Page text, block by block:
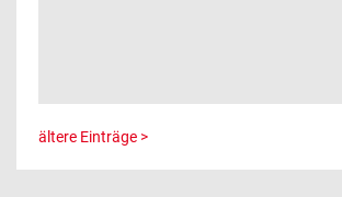
ältere Einträge >